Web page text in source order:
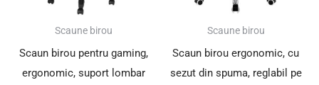
SUPER PREȚ!Scaune birou
Scaun birou pentru gaming,
ergonomic, suport lombar
SUPER PREȚ!Scaune birou
Scaun birou ergonomic, cu
sezut din spuma, reglabil pe